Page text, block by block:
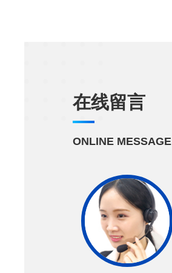
在线留言
ONLINE MESSAGE